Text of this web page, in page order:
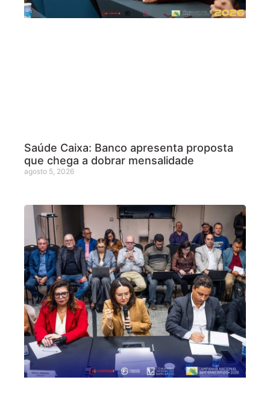
Saúde Caixa: Banco apresenta proposta
que chega a dobrar mensalidade
agosto 5, 2026